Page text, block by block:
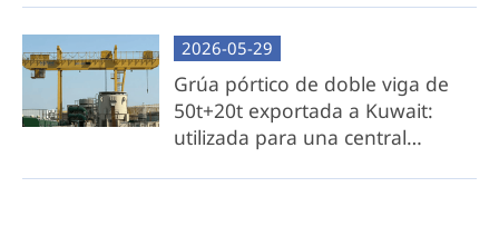
Ideal para: clientes conscientes de los costos
con acceso a recursos de acero locales o
capacidades de fabricación.
2026-05-29
Grúa pórtico de doble viga de
50t+20t exportada a Kuwait:
utilizada para una central